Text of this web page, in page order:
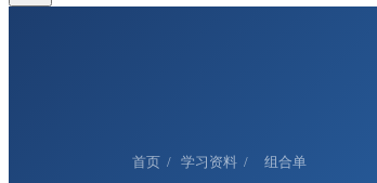
首页 / 学习资料 / 组合单